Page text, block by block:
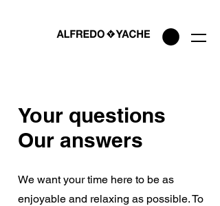
Your questions
Our answers
We want your time here to be as
enjoyable and relaxing as possible. To